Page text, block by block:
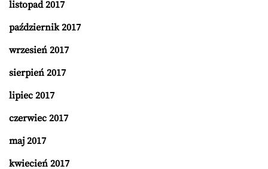
listopad 2017
październik 2017
wrzesień 2017
sierpień 2017
lipiec 2017
czerwiec 2017
maj 2017
kwiecień 2017